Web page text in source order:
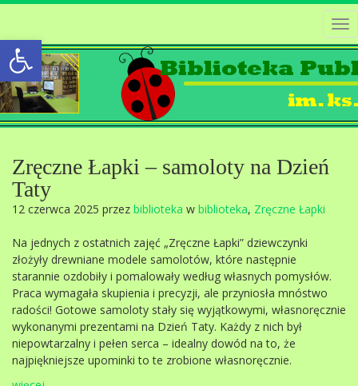
Open toolbar
Zręczne Łapki – samoloty na Dzień
Taty
12 czerwca 2025 przez biblioteka w biblioteka, Zręczne Łapki
Na jednych z ostatnich zajęć „Zręczne Łapki” dziewczynki
złożyły drewniane modele samolotów, które następnie
starannie ozdobiły i pomalowały według własnych pomysłów.
Praca wymagała skupienia i precyzji, ale przyniosła mnóstwo
radości! Gotowe samoloty stały się wyjątkowymi, własnoręcznie
wykonanymi prezentami na Dzień Taty. Każdy z nich był
niepowtarzalny i pełen serca – idealny dowód na to, że
najpiękniejsze upominki to te zrobione własnoręcznie.